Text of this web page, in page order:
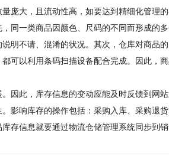
庞大，且流动性高，如要达到精细化管理
同一类商品因颜色、尺码的不同而形成的
明不请、混淆的状况。其次，仓库对商品
可以利用条码扫描设备配合完成。因此，
因此，库存信息的变动应能及时反馈到网
影响库存的操作包括：采购入库、采购退
存信息就要通过物流仓储管理系统同步到